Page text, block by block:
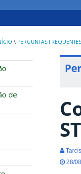
\ PERGUNTAS FREQUENTES
de
28/